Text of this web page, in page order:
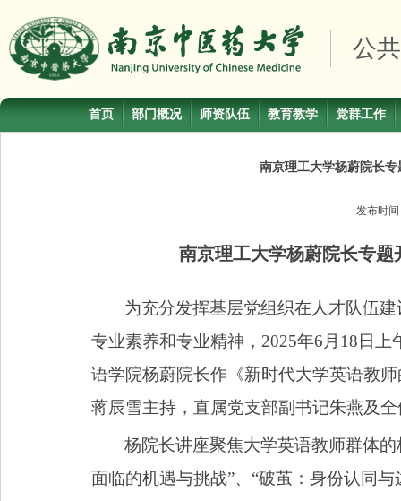
公
首页 部门概况 师资队伍 教育教学 党群工作
南京理工大学杨蔚院长
发布时
南京理工大学杨蔚院长专
为充分发挥基层党组织在人才队伍
专业素养和专业精神， 2025年6 月 18 日上
语学院杨蔚院长作《新时代大学英语教
蒋辰雪主持，直属党支部副书记朱燕及
杨院长讲座聚焦大学英语教师群体
面临的机遇与挑战”、“破茧：身份认同